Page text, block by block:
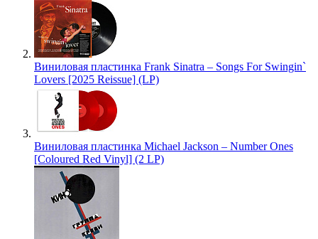
Виниловая пластинка Frank Sinatra – Songs For Swingin`
Lovers [2025 Reissue] (LP)
Виниловая пластинка Michael Jackson – Number Ones
[Coloured Red Vinyl] (2 LP)